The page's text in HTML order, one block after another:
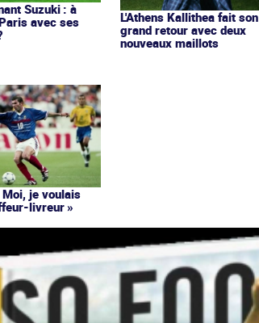
Suzuki : à
avec ses
L'Athens Kallithea fait son
grand retour avec deux
nouveaux maillots
Moi, je voulais
livreur »